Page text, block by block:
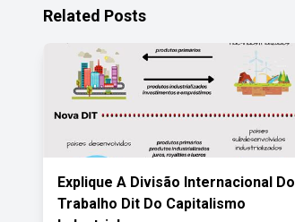
Related Posts
Explique A Divisão Internacional Do
Trabalho Dit Do Capitalismo